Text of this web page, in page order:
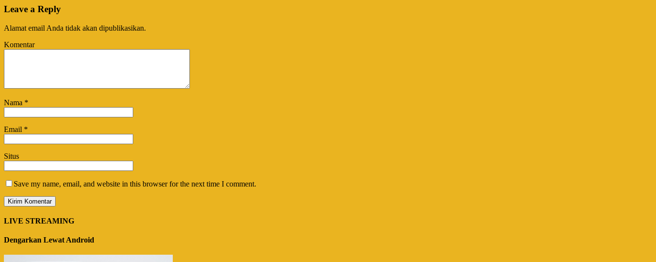
Leave a Reply
Alamat email Anda tidak akan dipublikasikan.
Komentar
Nama *
Email *
Situs
Save my name, email, and website in this browser for the next time I comment.
LIVE STREAMING
Dengarkan Lewat Android